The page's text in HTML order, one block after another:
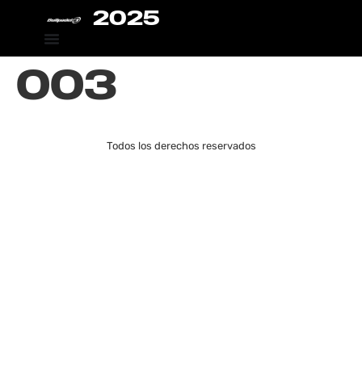
2025
003
Todos los derechos reservados